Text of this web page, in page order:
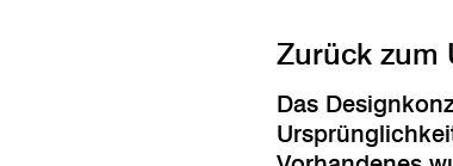
Zurück zum
Das